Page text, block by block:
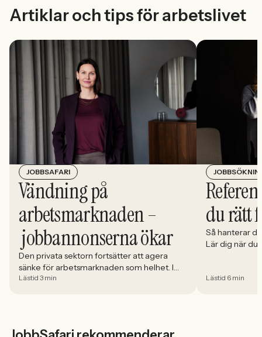
Artiklar och tips för arbetslivet
JOBBSAFARI
Vändning på
arbetsmarknaden –
jobbannonserna ökar
Den privata sektorn fortsätter att agera
sänke för arbetsmarknaden som helhet. I
april minskade antalet jobbannonser i
Lästid 3 min
du rätt
Så hanterar
Lär dig när du
Lästid 6 min